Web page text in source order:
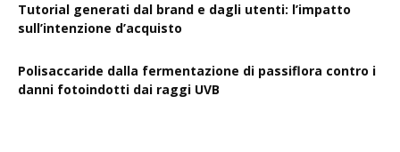
Tutorial generati dal brand e dagli utenti: l’impatto
sull’intenzione d’acquisto
Polisaccaride dalla fermentazione di passiflora contro i
danni fotoindotti dai raggi UVB